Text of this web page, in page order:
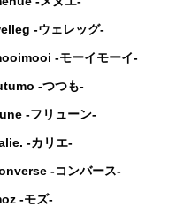
-ウェレッグ-
-モーイモーイ-
-つつも-
-フリューン-
-カリエ-
-コンバース-
-モズ-